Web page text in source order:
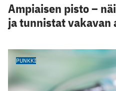
Ampiaisen pisto –
ja tunnistat
PUNKKI